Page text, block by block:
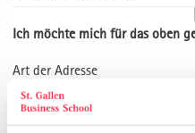
Ich möchte mich für das oben
Art der Adresse
Kontaktdaten
Anrede*